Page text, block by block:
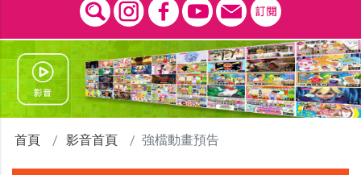
首頁 影音首頁 強檔動畫預告